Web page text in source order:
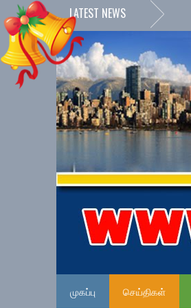
LATEST NEWS
முகப்பு செய்திகள்